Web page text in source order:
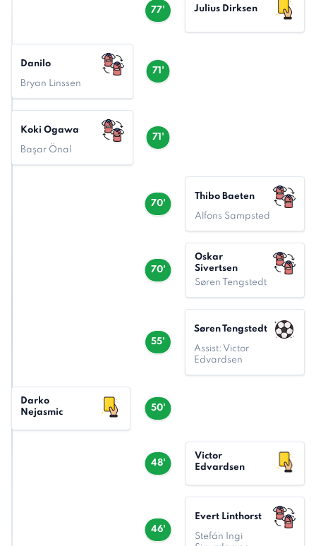
77' Julius Dirksen
71'
Danilo
Bryan Linssen
71'
Koki Ogawa
Başar Önal
70'
Thibo Baeten
Alfons Sampsted
70'
Oskar
Sivertsen
Søren Tengstedt
55'
Søren Tengstedt
Assist: Victor
Edvardsen
50'
Darko
Nejasmic
48'
Victor
Edvardsen
46'
Evert Linthorst
Stefán Ingi